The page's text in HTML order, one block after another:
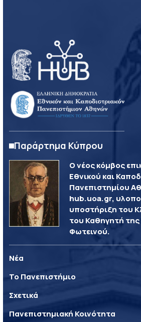
Παράρτημα Κύπρου
Ο νέος κόμβος
Εθνικού και
Πανεπιστημίου
hub.uoa.gr,
υποστήριξη του
του Καθηγητή της
Φωτεινού.
Νέα
Το Πανεπιστήμιο
Σχετικά
Πανεπιστημιακή Κοινότητα